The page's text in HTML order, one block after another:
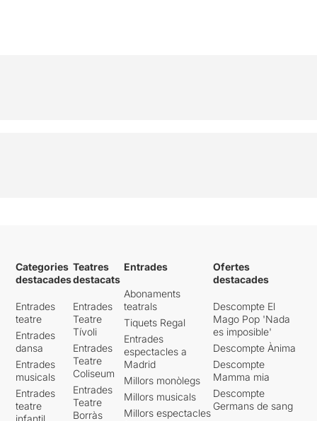
Categories
destacades
Entrades
teatre
Entrades
dansa
Entrades
musicals
Entrades
teatre
Teatres
destacats
Entrades
Teatre
Tívoli
Entrades
Teatre
Coliseum
Entrades
Teatre
Borràs
Entrades
Abonaments
teatrals
Tiquets Regal
Entrades
espectacles a
Madrid
Millors monòlegs
Millors musicals
Millors espectacles
Ofertes
destacades
Descompte El
Mago Pop 'Nada
es imposible'
Descompte Ànima
Descompte
Mamma mia
Descompte
Germans de sang